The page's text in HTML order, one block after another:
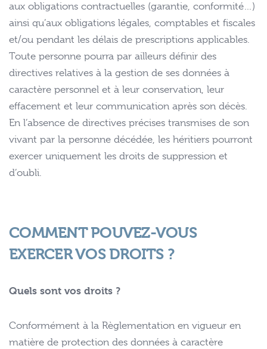
aux obligations contractuelles (garantie, conformité…)
ainsi qu’aux obligations légales, comptables et fiscales
et/ou pendant les délais de prescriptions applicables.
Toute personne pourra par ailleurs définir des
directives relatives à la gestion de ses données à
caractère personnel et à leur conservation, leur
effacement et leur communication après son décès.
En l’absence de directives précises transmises de son
vivant par la personne décédée, les héritiers pourront
exercer uniquement les droits de suppression et
d’oubli.
COMMENT POUVEZ-VOUS
EXERCER VOS DROITS ?
Quels sont vos droits ?
Conformément à la Règlementation en vigueur en
matière de protection des données à caractère